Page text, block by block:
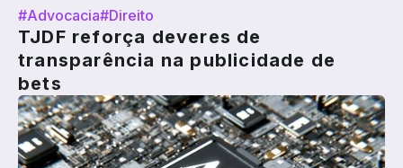
#Advocacia#Direito
TJDF reforça deveres de
transparência na publicidade de
bets